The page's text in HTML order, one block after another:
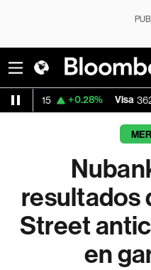
Visa 362.21 -2.23%
resultados
Street
en